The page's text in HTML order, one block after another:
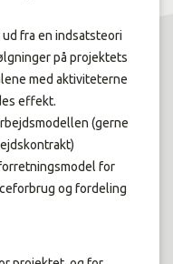
fra en indsatsteori
på projektets
med aktiviteterne
effekt.
(gerne
for
og fordeling